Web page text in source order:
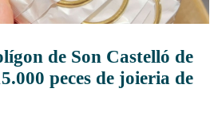
de Son Castelló de
peces de joieria de